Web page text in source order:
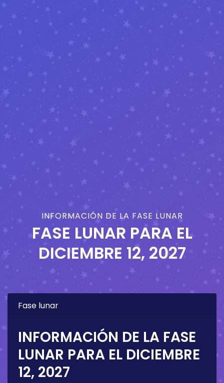
INFORMACIÓN DE LA FASE LUNAR
FASE LUNAR PARA EL
DICIEMBRE 12, 2027
Fase lunar
INFORMACIÓN DE LA FASE
LUNAR PARA EL DICIEMBRE
12, 2027